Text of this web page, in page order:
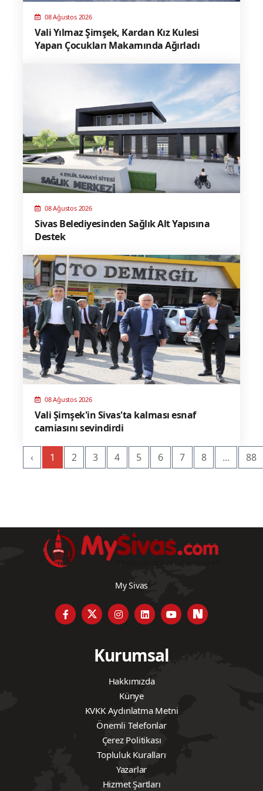
08 Ağustos 2026
Vali Yılmaz Şimşek, Kardan Kız Kulesi
Yapan Çocukları Makamında Ağırladı
08 Ağustos 2026
Sivas Belediyesinden Sağlık Alt Yapısına
Destek
08 Ağustos 2026
Vali Şimşek'in Sivas'ta kalması esnaf
camiasını sevindirdi
‹ 1 2 3 4 5 6 7 8 ... 88
My Sivas
Kurumsal
Hakkımızda
Künye
KVKK Aydınlatma Metni
Önemli Telefonlar
Çerez Politikası
Topluluk Kuralları
Yazarlar
Hizmet Şartları